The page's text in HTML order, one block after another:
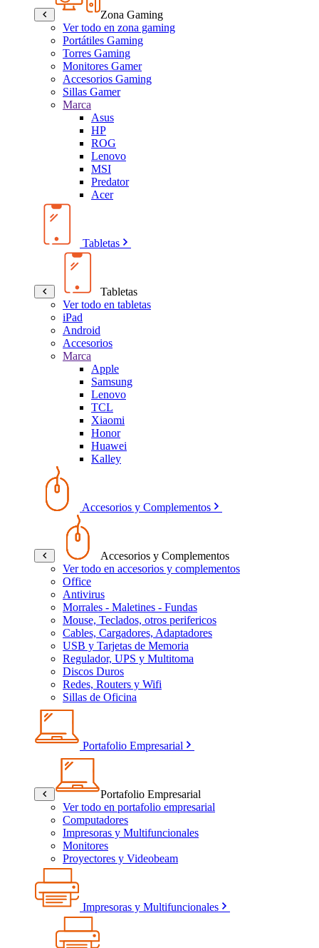
Zona Gaming
Ver todo en zona gaming
Portátiles Gaming
Torres Gaming
Monitores Gamer
Accesorios Gaming
Sillas Gamer
Marca
Asus
HP
ROG
Lenovo
MSI
Predator
Acer
Tabletas
Tabletas
Ver todo en tabletas
iPad
Android
Accesorios
Marca
Apple
Samsung
Lenovo
TCL
Xiaomi
Honor
Huawei
Kalley
Accesorios y Complementos
Accesorios y Complementos
Ver todo en accesorios y complementos
Office
Antivirus
Morrales - Maletines - Fundas
Mouse, Teclados, otros perifericos
Cables, Cargadores, Adaptadores
USB y Tarjetas de Memoria
Regulador, UPS y Multitoma
Discos Duros
Redes, Routers y Wifi
Sillas de Oficina
Portafolio Empresarial
Portafolio Empresarial
Ver todo en portafolio empresarial
Computadores
Impresoras y Multifuncionales
Monitores
Proyectores y Videobeam
Impresoras y Multifuncionales